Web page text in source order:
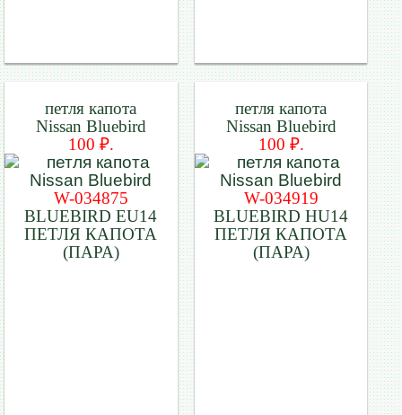
петля капота
Nissan Bluebird
100 ₽.
W-034875
BLUEBIRD EU14
ПЕТЛЯ КАПОТА
(ПАРА)
петля капота
Nissan Bluebird
100 ₽.
W-034919
BLUEBIRD HU14
ПЕТЛЯ КАПОТА
(ПАРА)